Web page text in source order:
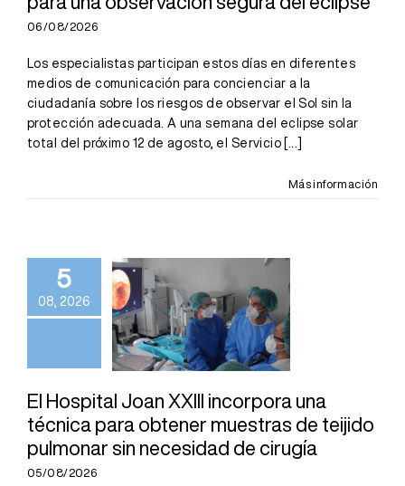
eclipse
06/08/2026
Los especialistas participan estos días en diferentes
medios de comunicación para concienciar a la
ciudadanía sobre los riesgos de observar el Sol sin la
protección adecuada. A una semana del eclipse solar
total del próximo 12 de agosto, el Servicio
[...]
Más información
5
08, 2026
técnica para
obtener
muestras de
teijido
necesidad de
cirugía
El Hospital Joan XXIII incorpora una
técnica para obtener muestras de teijido
pulmonar sin necesidad de cirugía
05/08/2026